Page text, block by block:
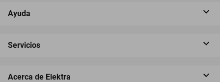
Ayuda
Servicios
Acerca de Elektra